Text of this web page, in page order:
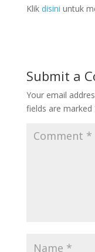
Klik disini untuk
Submit a
Your email
fields are marked